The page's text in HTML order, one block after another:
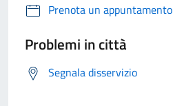
Prenota un appuntamento
Problemi in città
Segnala disservizio